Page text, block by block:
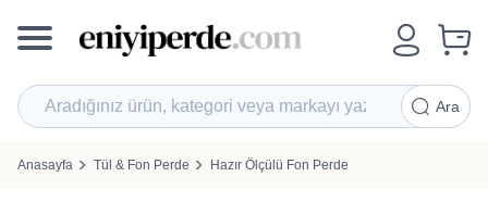
Ara
Anasayfa Tül & Fon Perde Hazır Ölçülü Fon Perde